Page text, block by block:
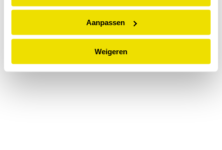
Aanpassen
Weigeren